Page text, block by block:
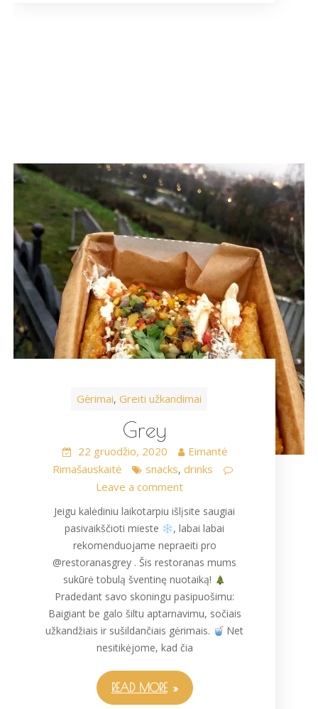
Gėrimai,Greiti užkandimai
Grey
22 gruodžio, 2020
Eimantė
Rimašauskaitė
snacks,drinks
Leave a comment
Jeigu kalėdiniu laikotarpiu išlįsite saugiai
pasivaikščioti mieste
, labai labai
rekomenduojame nepraeiti pro
@restoranasgrey . Šis restoranas mums
sukūrė tobulą šventinę nuotaiką!
Pradedant savo skoningu pasipuošimu:
Baigiant be galo šiltu aptarnavimu, sočiais
užkandžiais ir sušildančiais gėrimais.
Net
nesitikėjome, kad čia
READ MORE